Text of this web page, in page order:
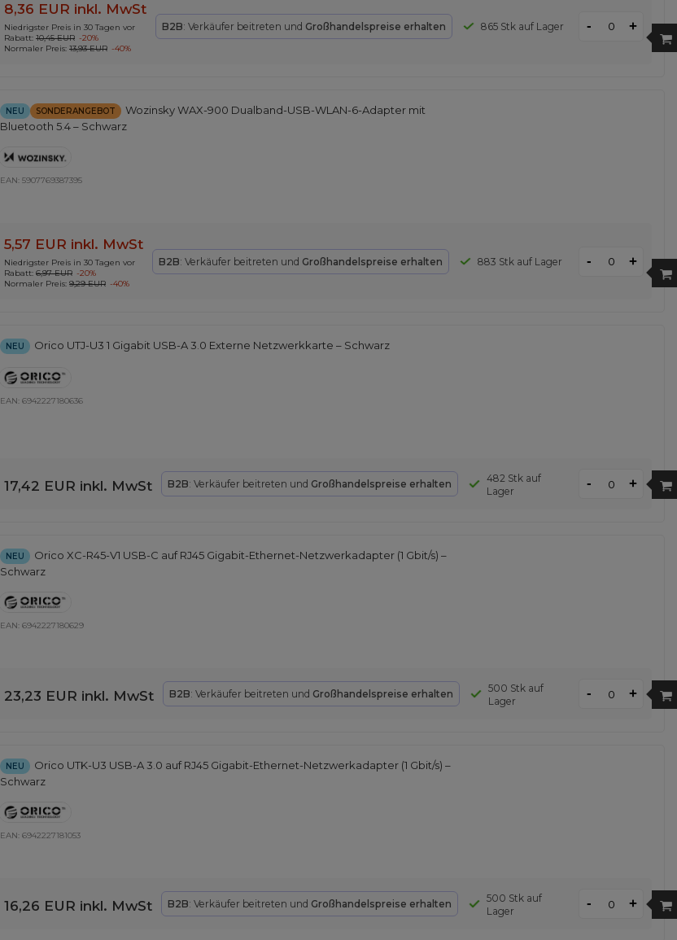
8,36 EUR inkl. MwSt
Niedrigster Preis in 30 Tagen vor
Rabatt: 10,45 EUR -20%
Normaler Preis: 13,93 EUR -40%
B2B: Verkäufer beitreten und Großhandelspreise erhalten 865 Stk auf Lager - +
NEU SONDERANGEBOT
Wozinsky WAX-900 Dualband-USB-WLAN-6-Adapter mit
Bluetooth 5.4 – Schwarz
EAN: 5907769387395
5,57 EUR inkl. MwSt
Niedrigster Preis in 30 Tagen vor
Rabatt: 6,97 EUR -20%
Normaler Preis: 9,29 EUR -40%
B2B: Verkäufer beitreten und Großhandelspreise erhalten 883 Stk auf Lager - +
NEU Orico UTJ-U3 1 Gigabit USB-A 3.0 Externe Netzwerkkarte – Schwarz
EAN: 6942227180636
17,42 EUR inkl. MwSt B2B: Verkäufer beitreten und Großhandelspreise erhalten
482 Stk auf
Lager
- +
NEU
Orico XC-R45-V1 USB-C auf RJ45 Gigabit-Ethernet-Netzwerkadapter (1 Gbit/s) –
Schwarz
EAN: 6942227180629
23,23 EUR inkl. MwSt B2B: Verkäufer beitreten und Großhandelspreise erhalten
500 Stk auf
Lager
- +
NEU
Orico UTK-U3 USB-A 3.0 auf RJ45 Gigabit-Ethernet-Netzwerkadapter (1 Gbit/s) –
Schwarz
EAN: 6942227181053
16,26 EUR inkl. MwSt B2B: Verkäufer beitreten und Großhandelspreise erhalten
500 Stk auf
Lager
- +